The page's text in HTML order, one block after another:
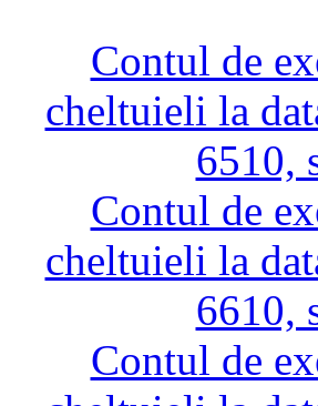
Contul de
cheltuieli la
6510,
Contul de
cheltuieli la
6610,
Contul de